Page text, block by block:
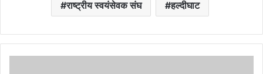
राष्ट्रीय स्वयंसेवक संघ हल्दीघाट